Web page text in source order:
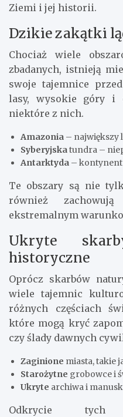
Ziemi i jej historii.
Dzikie zakątki
Chociaż wiele
zbadanych, istnieją
swoje tajemnice
lasy, wysokie góry i
niektóre z nich.
Amazonia – największy
Syberyjskatundra –
Antarktyda –
Te obszary są nie
również
ekstremalnym
Ukryte
historyczne
Oprócz skarbów
wiele tajemnic
różnych częściach
które mogą kryć
czy ślady dawnych
Zaginione miasta, takie
Starożytne grobowce i
Ukryte archiwa i
Odkrycie tych